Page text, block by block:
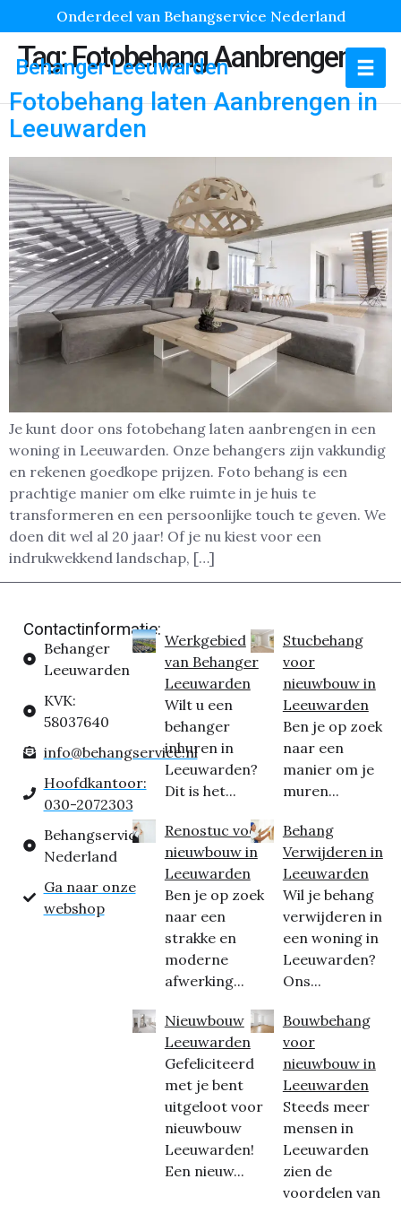
Onderdeel van Behangservice Nederland
Behanger Leeuwarden
Tag:Fotobehang Aanbrengen
Fotobehang laten Aanbrengen in
Leeuwarden
Je kunt door ons fotobehang laten aanbrengen in een
woning in Leeuwarden. Onze behangers zijn vakkundig
en rekenen goedkope prijzen. Foto behang is een
prachtige manier om elke ruimte in je huis te
transformeren en een persoonlijke touch te geven. We
doen dit wel al 20 jaar! Of je nu kiest voor een
indrukwekkend landschap, […]
Contactinformatie:
Behanger
Leeuwarden
KVK:
58037640
info@behangservice.nl
Hoofdkantoor:
030-2072303
Behangservice
Nederland
Ga naar onze
webshop
Werkgebied
van Behanger
Leeuwarden
Wilt u een
behanger
inhuren in
Leeuwarden?
Dit is het...
Renostuc voor
nieuwbouw in
Leeuwarden
Ben je op zoek
naar een
strakke en
moderne
afwerking...
Nieuwbouw
Leeuwarden
Gefeliciteerd
met je bent
uitgeloot voor
nieuwbouw
Leeuwarden!
Een nieuw...
Stucbehang
voor
nieuwbouw in
Leeuwarden
Ben je op zoek
naar een
manier om je
muren...
Behang
Verwijderen in
Leeuwarden
Wil je behang
verwijderen in
een woning in
Leeuwarden?
Ons...
Bouwbehang
voor
nieuwbouw in
Leeuwarden
Steeds meer
mensen in
Leeuwarden
zien de
voordelen van